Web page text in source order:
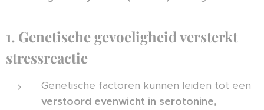
1. Genetische gevoeligheid versterkt
stressreactie
Genetische factoren kunnen leiden tot een
verstoord evenwicht in serotonine,